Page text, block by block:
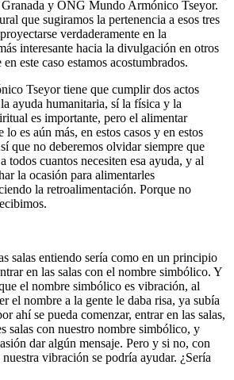
y ONG Mundo Armónico Tseyor.
que sugiramos la pertenencia a esos tres
verdaderamente en la
interesante hacia la divulgación en otros
este caso estamos acostumbrados.
Tseyor tiene que cumplir dos actos
ayuda humanitaria, sí la física y la
es importante, pero el alimentar
es aún más, en estos casos y en estos
que no deberemos olvidar siempre que
todos cuantos necesiten esa ayuda, y al
la ocasión para alimentarles
la retroalimentación. Porque no
salas entiendo sería como en un principio
en las salas con el nombre simbólico. Y
el nombre simbólico es vibración, al
el nombre a la gente le daba risa, ya subía
ahí se pueda comenzar, entrar en las salas,
salas con nuestro nombre simbólico, y
dar algún mensaje. Pero y si no, con
vibración se podría ayudar. ¿Sería